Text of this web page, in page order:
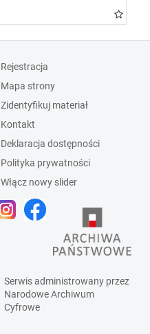
Rejestracja
Mapa strony
Zidentyfikuj materiał
Kontakt
Deklaracja dostępności
Polityka prywatności
Włącz nowy slider
Serwis administrowany przez
Narodowe Archiwum
Cyfrowe